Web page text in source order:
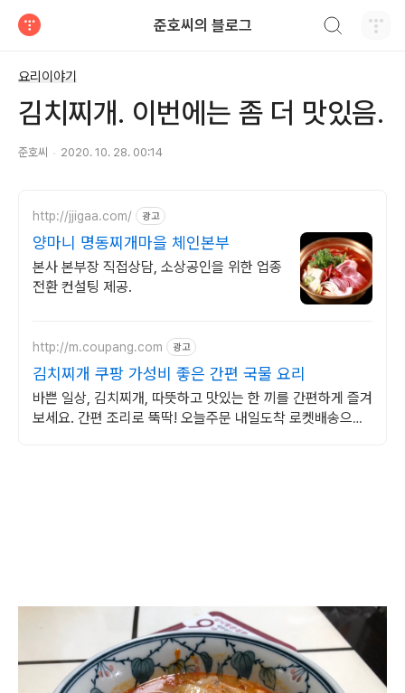
준호씨의 블로그
요리이야기
김치찌개. 이번에는 좀 더 맛있음.
준호씨 2020. 10. 28. 00:14
http://jjigaa.com/ 광고
양마니 명동찌개마을 체인본부
본사 본부장 직접상담, 소상공인을 위한 업종
전환 컨설팅 제공.
http://m.coupang.com 광고
김치찌개 쿠팡 가성비 좋은 간편 국물 요리
바쁜 일상, 김치찌개, 따뜻하고 맛있는 한 끼를 간편하게 즐겨
보세요. 간편 조리로 뚝딱! 오늘주문 내일도착 로켓배송으로